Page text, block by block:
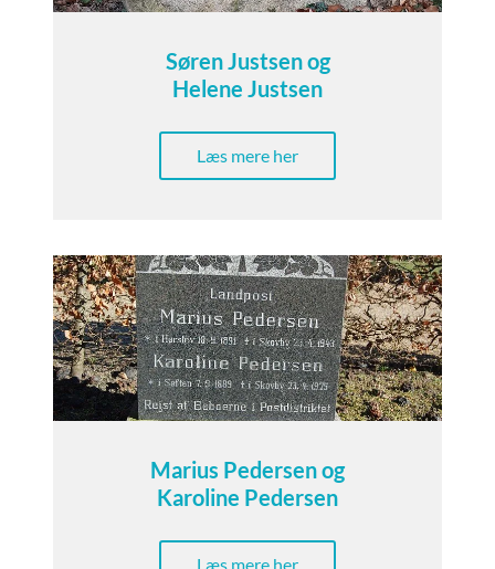
Søren Justsen og
Helene Justsen
Læs mere her
Marius Pedersen og
Karoline Pedersen
Læs mere her